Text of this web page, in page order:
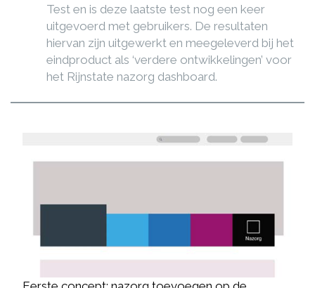
Test en is deze laatste test nog een keer
uitgevoerd met gebruikers. De resultaten
hiervan zijn uitgewerkt en meegeleverd bij het
eindproduct als ‘verdere ontwikkelingen’ voor
het Rijnstate nazorg dashboard.